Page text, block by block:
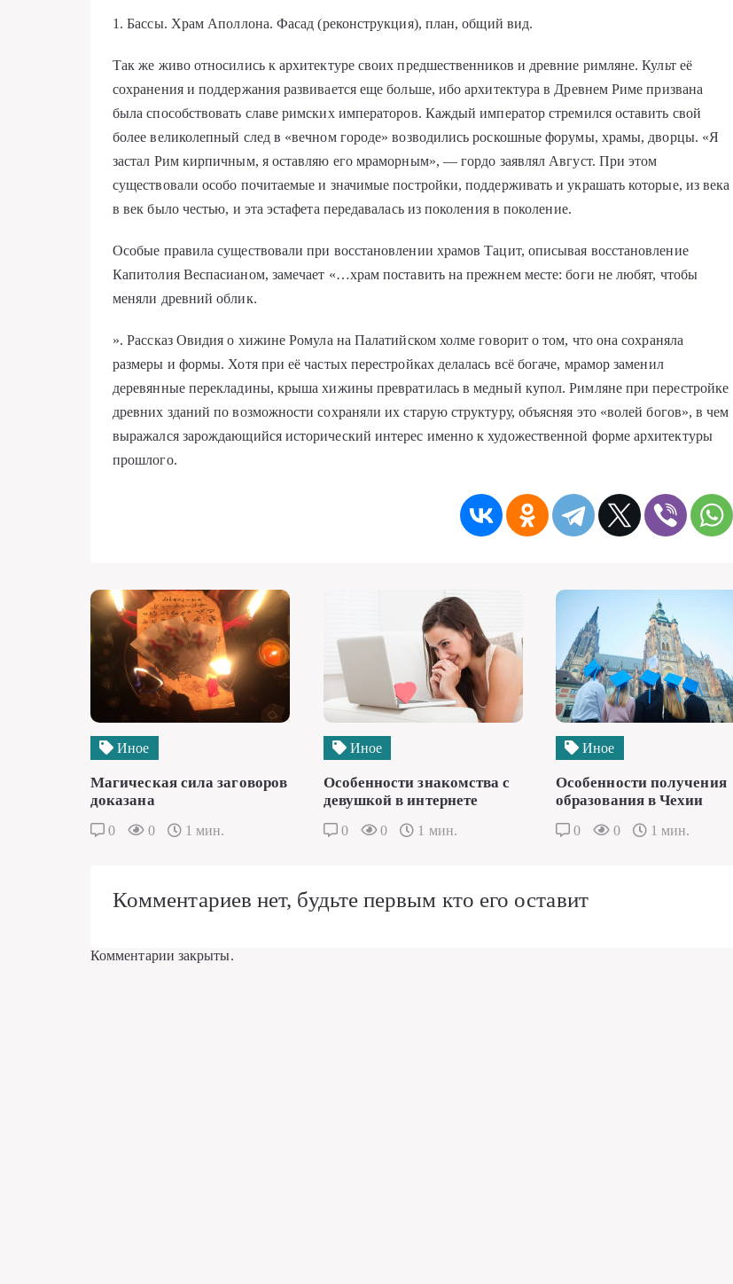
1. Бассы. Храм Аполлона. Фасад (реконструкция), план, общий вид.
Так же живо относились к архитектуре своих предшественников и древние римляне. Культ её
сохранения и поддержания развивается еще больше, ибо архитектура в Древнем Риме призвана
была способствовать славе римских императоров. Каждый император стремился оставить свой
более великолепный след в «вечном городе» возводились роскошные форумы, храмы, дворцы. «Я
застал Рим кирпичным, я оставляю его мраморным», — гордо заявлял Август. При этом
существовали особо почитаемые и значимые постройки, поддерживать и украшать которые, из века
в век было честью, и эта эстафета передавалась из поколения в поколение.
Особые правила существовали при восстановлении храмов Тацит, описывая восстановление
Капитолия Веспасианом, замечает «…храм поставить на прежнем месте: боги не любят, чтобы
меняли древний облик.
». Рассказ Овидия о хижине Ромула на Палатийском холме говорит о том, что она сохраняла
размеры и формы. Хотя при её частых перестройках делалась всё богаче, мрамор заменил
деревянные перекладины, крыша хижины превратилась в медный купол. Римляне при перестройке
древних зданий по возможности сохраняли их старую структуру, объясняя это «волей богов», в чем
выражался зарождающийся исторический интерес именно к художественной форме архитектуры
прошлого.
Иное
Магическая сила заговоров
доказана
0 0 1 мин.
Иное
Особенности знакомства с
девушкой в интернете
0 0 1 мин.
Иное
Особенности получения
образования в Чехии
0 0 1 мин.
Комментариев нет, будьте первым кто его оставит
Комментарии закрыты.